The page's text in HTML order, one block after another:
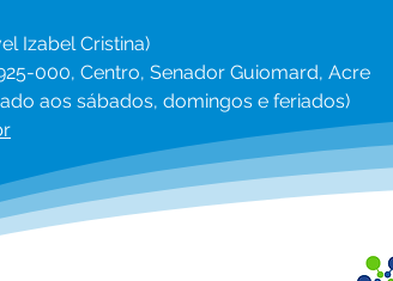
Izabel Cristina)
000, Centro, Senador Guiomard, Acre
aos sábados, domingos e feriados)